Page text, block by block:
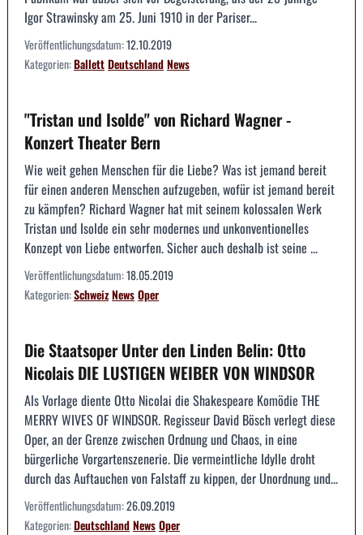
Igor Strawinsky am 25. Juni 1910 in der Pariser...
Veröffentlichungsdatum:12.10.2019
Kategorien:BallettDeutschlandNews
"Tristan und Isolde" von Richard Wagner -
Konzert Theater Bern
Wie weit gehen Menschen für die Liebe? Was ist jemand bereit
für einen anderen Menschen aufzugeben, wofür ist jemand bereit
zu kämpfen? Richard Wagner hat mit seinem kolossalen Werk
Tristan und Isolde ein sehr modernes und unkonventionelles
Konzept von Liebe entworfen. Sicher auch deshalb ist seine ...
Veröffentlichungsdatum:18.05.2019
Kategorien:SchweizNewsOper
Die Staatsoper Unter den Linden Belin: Otto
Nicolais DIE LUSTIGEN WEIBER VON WINDSOR
Als Vorlage diente Otto Nicolai die Shakespeare Komödie THE
MERRY WIVES OF WINDSOR. Regisseur David Bösch verlegt diese
Oper, an der Grenze zwischen Ordnung und Chaos, in eine
bürgerliche Vorgartenszenerie. Die vermeintliche Idylle droht
durch das Auftauchen von Falstaff zu kippen, der Unordnung und...
Veröffentlichungsdatum:26.09.2019
Kategorien:DeutschlandNewsOper